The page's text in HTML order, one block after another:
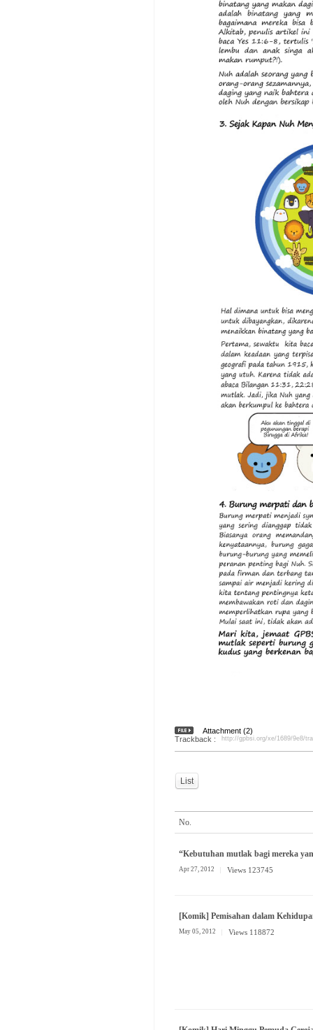
Attachment (2)
Trackback :
http://gpbsi.org/xe/1689/9e8/
List
No.
“Kebutuhan mutlak bagi mereka
Apr 27, 2012 Views 123745
[Komik] Pemisahan dalam
May 05, 2012 Views 118872